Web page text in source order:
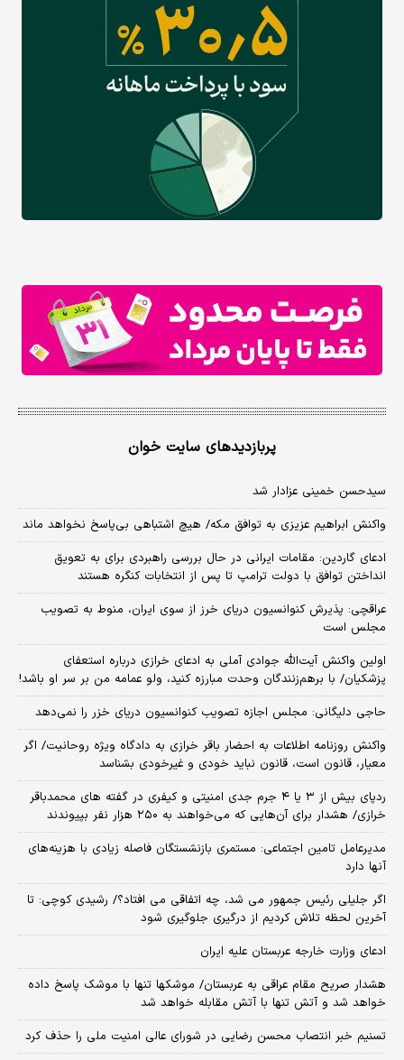
پربازدیدهای سایت خوان
سیدحسن خمینی عزادار شد
واکنش ابراهیم عزیزی به توافق مکه/ هیچ اشتباهی بی‌پاسخ نخواهد ماند
ادعای گاردین: مقامات ایرانی در حال بررسی راهبردی برای به تعویق
انداختن توافق با دولت ترامپ تا پس از انتخابات کنگره هستند
عراقچی: پذیرش کنوانسیون دریای خرز از سوی ایران، منوط به تصویب
مجلس است
اولین واکنش آیت‌الله جوادی آملی به ادعای خرازی درباره استعفای
پزشکیان/ با برهم‌زنندگان وحدت مبارزه کنید، ولو عمامه من بر سر او باشد!
حاجی دلیگانی: مجلس اجازه تصویب کنوانسیون دریای خزر را نمی‌دهد
واکنش روزنامه اطلاعات به احضار باقر خرازی به دادگاه ویژه روحانیت/ اگر
معیار، قانون است، قانون نباید خودی و غیرخودی بشناسد
ردپای بیش از ۳ یا ۴ جرم جدی امنیتی و کیفری در گفته های محمدباقر
خرازی/ هشدار برای آن‌هایی که می‌خواهند به ۲۵۰ هزار نفر بپیوندند
مدیرعامل تامین اجتماعی: مستمری بازنشستگان فاصله زیادی با هزینه‌های
آنها دارد
اگر جلیلی رئیس جمهور می شد، چه اتفاقی می افتاد؟/ رشیدی کوچی: تا
آخرین لحظه تلاش کردیم از درگیری جلوگیری شود
ادعای وزارت خارجه عربستان علیه ایران
هشدار صریح مقام عراقی به عربستان/ موشکها تنها با موشک پاسخ داده
خواهد شد و آتش تنها با آتش مقابله خواهد شد
تسنیم خبر انتصاب محسن رضایی در شورای عالی امنیت ملی را حذف کرد